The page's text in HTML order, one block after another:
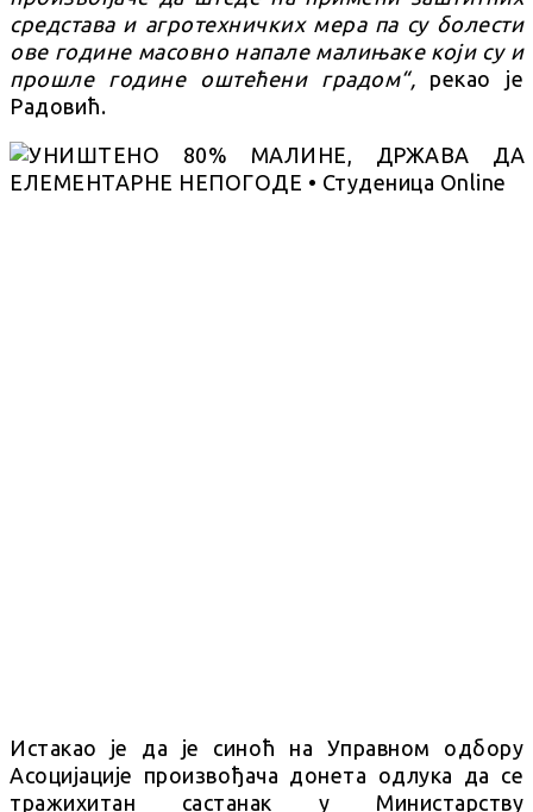
средстава и агротехничких мера па су болести
ове године масовно напале малињаке који су и
прошле године оштећени градом“,
рекао је
Радовић.
Истакао је да је синоћ на Управном одбору
Асоцијације произвођача донета одлука да се
тражихитан састанак у Министарству